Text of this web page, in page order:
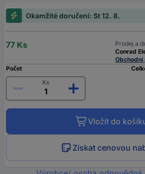
Okamžité doručení: St 12. 8.
77 Ks
Prodej a
Conrad
Počet
Ks
Vložit do
Získat cenovou